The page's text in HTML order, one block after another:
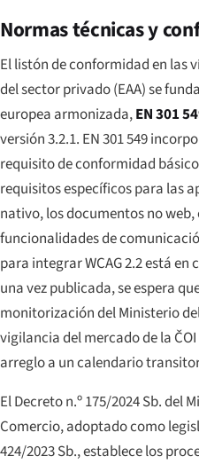
Normas técnicas y
El listón de conformidad en las
del sector privado (EAA) se
europea armonizada,EN 301
versión 3.2.1. EN 301 549
requisito de conformidad
requisitos específicos para las
nativo, los documentos no
funcionalidades de
para integrar WCAG 2.2 está en
una vez publicada, se espera
monitorización del Ministerio
vigilancia del mercado de la
arreglo a un calendario
El Decreto n.º 175/2024 Sb. del
Comercio, adoptado como
424/2023 Sb., establece los